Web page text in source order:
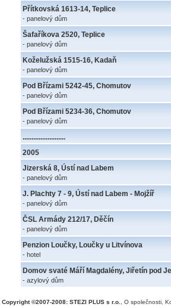
Přítkovská 1613-14, Teplice
- panelový dům
Šafaříkova 2520, Teplice
- panelový dům
Koželužská 1515-16, Kadaň
- panelový dům
Pod Břízami 5242-45, Chomutov
- panelový dům
Pod Břízami 5234-36, Chomutov
- panelový dům
........................
2005
Jizerská 8, Ústí nad Labem
- panelový dům
J. Plachty 7 - 9, Ústí nad Labem - Mojžíř
- panelový dům
ČSL Armády 212/17, Děčín
- panelový dům
Penzion Loučky, Loučky u Litvínova
- hotel
Domov svaté Máří Magdalény, Jiřetín pod
- azylový dům
Copyright ©2007-2008: STEZI PLUS s r.o. O společnosti